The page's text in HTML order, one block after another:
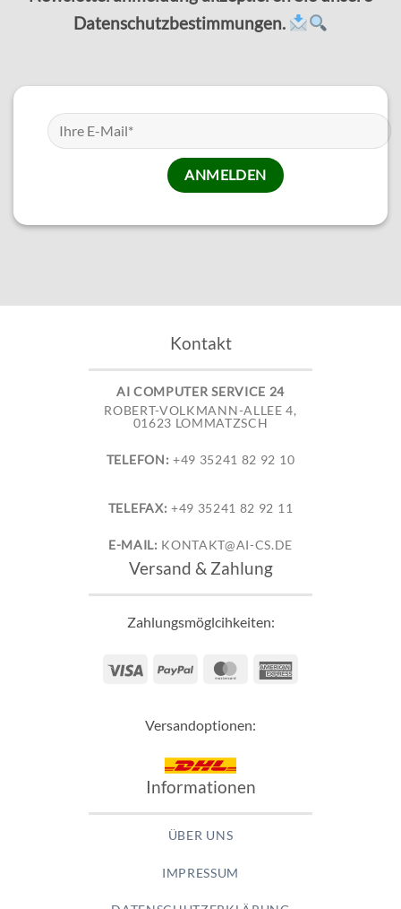
Datenschutzbestimmungen.
Kontakt
AI COMPUTER SERVICE 24
ROBERT-VOLKMANN-ALLEE 4,
01623 LOMMATZSCH
TELEFON: +49 35241 82 92 10
TELEFAX: +49 35241 82 92 11
E-MAIL: KONTAKT@AI-CS.DE
Versand & Zahlung
Zahlungsmöglcihkeiten:
Visa PayPal MasterCard
Versandoptionen:
Informationen
ÜBER UNS
IMPRESSUM